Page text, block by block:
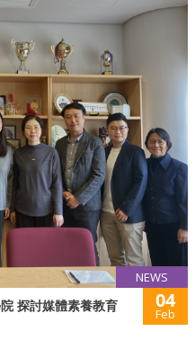
NEWS
探討媒體素養教育 04
Feb